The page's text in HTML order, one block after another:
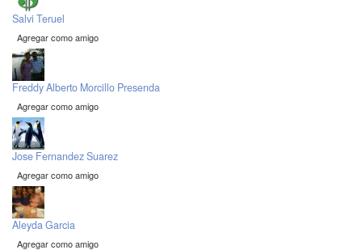
Salvi Teruel
Agregar como amigo
Freddy Alberto Morcillo Presenda
Agregar como amigo
Jose Fernandez Suarez
Agregar como amigo
Aleyda Garcia
Agregar como amigo